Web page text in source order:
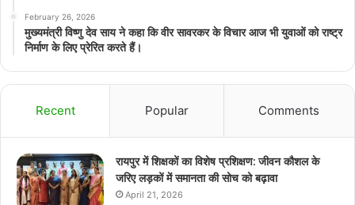
February 26, 2026
मुख्यमंत्री विष्णु देव साय ने कहा कि वीर सावरकर के विचार आज भी युवाओं को राष्ट्र
निर्माण के लिए प्रेरित करते हैं।
Recent Popular Comments
रायपुर में शिक्षकों का विशेष प्रशिक्षण: जीवन कौशल के
जरिए लड़कों में समानता की सोच को बढ़ावा
April 21, 2026